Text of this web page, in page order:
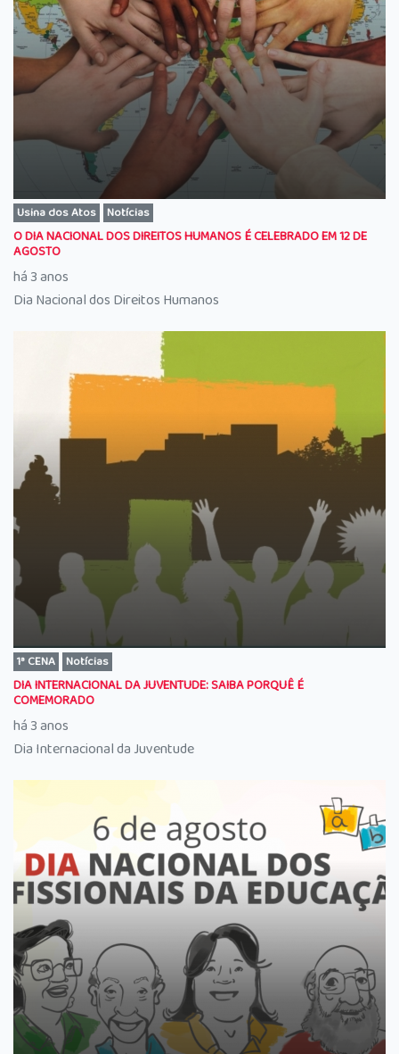
Usina dos Atos Notícias
O DIA NACIONAL DOS DIREITOS HUMANOS É CELEBRADO EM 12 DE
AGOSTO
há 3 anos
Dia Nacional dos Direitos Humanos
1ª CENA Notícias
DIA INTERNACIONAL DA JUVENTUDE: SAIBA PORQUÊ É
COMEMORADO
há 3 anos
Dia Internacional da Juventude